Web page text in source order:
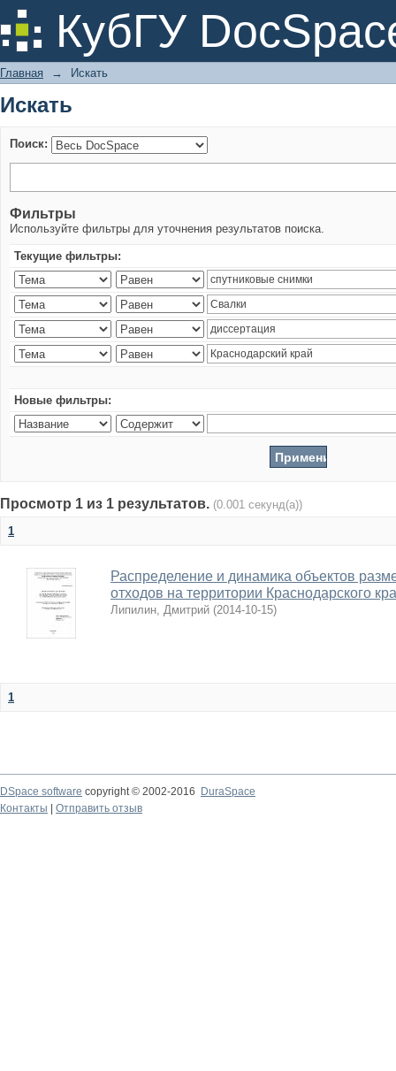
КубГУ
Искать
Главная → Искать
Искать
Поиск:
Фильтры
Используйте фильтры для уточнения результатов поиска.
Текущие фильтры:
Новые фильтры:
Просмотр 1 из 1 результатов. (0.001 секунд(а))
1
Распределение и динамика объектов
отходов на территории Краснодарского
Липилин, Дмитрий (2014-10-15)
1
DSpace software copyright © 2002-2016
DuraSpace
Контакты
Отправить отзыв